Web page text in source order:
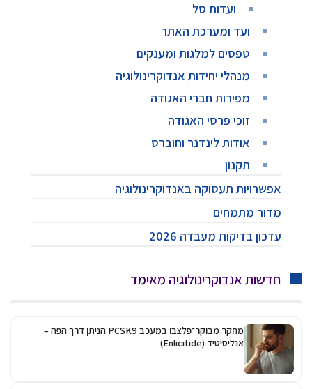
ועדות סל
ועד ומערכת האתר
טפסים למלגות ומענקים
מנהלי יחידות אנדוקרינולוגיה
מפירות חברי האגודה
זוכי פרסי האגודה
אודות לינדנר וחוברס
תקנון
אפשרויות תעסוקה באנדוקרינולוגיה
מדור מתמחים
עדכון בדיקות מעבדה 2026
חדשות אנדוקרינולוגיה מאימד
מחקר מבוקר־פלצבו במעכב PCSK9 הניתן דרך הפה –
אנליסיטיד (Enlicitide)